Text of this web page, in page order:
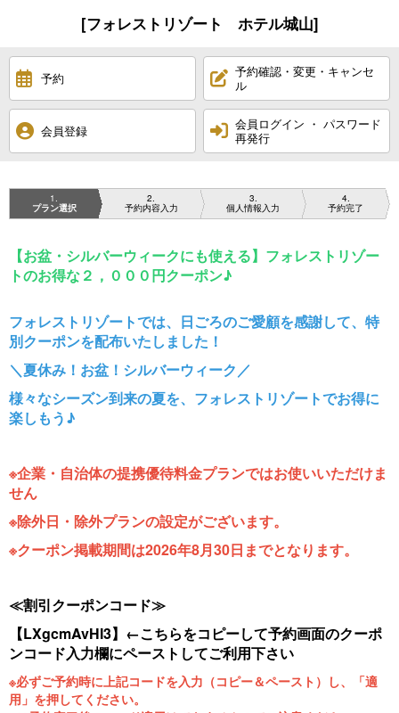
[フォレストリゾート ホテル城山]
予約
予約確認・変更・キャンセ
ル
会員登録
会員ログイン ・ パスワード
再発行
1
プラン選択
2
予約内容入力
3
個人情報入力
4
予約完了
【お盆・シルバーウィークにも使える】フォレストリゾー
トのお得な２，０００円クーポン♪
フォレストリゾートでは、日ごろのご愛顧を感謝して、特
別クーポンを配布いたしました！
＼夏休み！お盆！シルバーウィーク／
様々なシーズン到来の夏を、フォレストリゾートでお得に
楽しもう♪
※企業・自治体の提携優待料金プランではお使いいただけま
せん
※除外日・除外プランの設定がございます。
※クーポン掲載期間は2026年8月30日までとなります。
≪割引クーポンコード≫
【LXgcmAvHI3】←こちらをコピーして予約画面のクーポ
ンコード入力欄にペーストしてご利用下さい
※必ずご予約時に上記コードを入力（コピー＆ペースト）し、「適
用」を押してください。